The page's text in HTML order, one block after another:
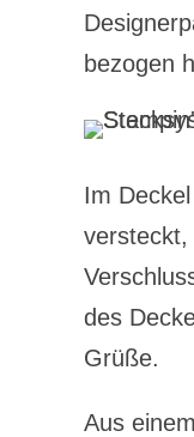
bezogen
Im
versteckt,
des
Grüße.
Aus